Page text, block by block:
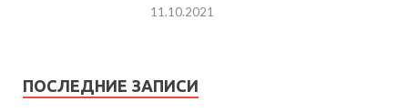
11.10.2021
ПОСЛЕДНИЕ ЗАПИСИ